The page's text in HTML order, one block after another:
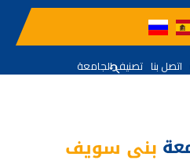
اتصل بنا تصنيف الجامعة